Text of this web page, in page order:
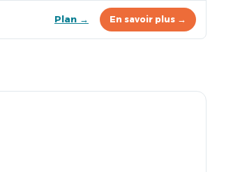
Plan → En savoir plus →